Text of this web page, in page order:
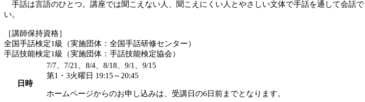
手話は言語のひとつ。講座では聞こえない人、聞こえにくい人とやさしい文体で手話を通して会話
い。
［講師保持資格］
全国手話検定1級（実施団体：全国手話研修センター）
手話技能検定1級（実施団体：手話技能検定協会）
日時
7/7、7/21、8/4、8/18、9/1、9/15
第1・3火曜日 19:15～20:45
ホームページからのお申し込みは、受講日の6日前までとなります。